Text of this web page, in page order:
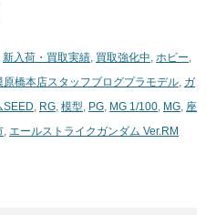
新入荷・買取実績 買取強化中 ホビー
原橋本店スタッフブログプラモデル ガ
SEED RG 模型 PG MG 1/100 MG 座
エールストライクガンダム Ver.RM